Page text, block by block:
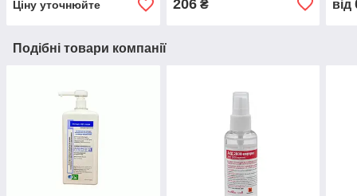
Ціну уточнюйте 206₴ від
Подібні товари компанії